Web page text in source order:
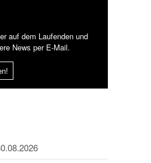
auf dem Laufenden und
News per E-Mail.